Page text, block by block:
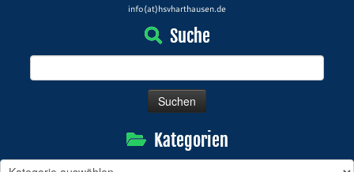
info(at)hsvharthausen.de
Suche
Kategorien
Kategorien